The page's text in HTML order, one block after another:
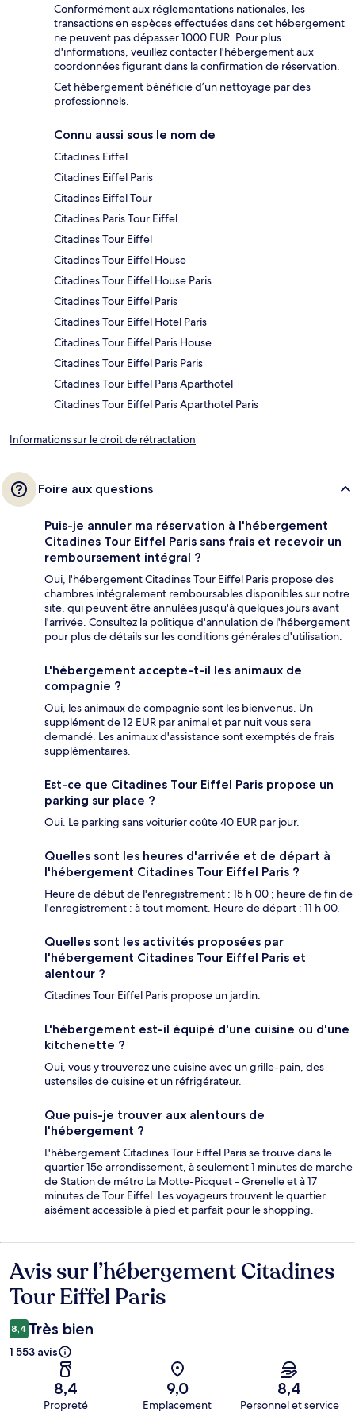
Conformément aux réglementations nationales, les
transactions en espèces effectuées dans cet hébergement
ne peuvent pas dépasser 1000 EUR. Pour plus
d'informations, veuillez contacter l'hébergement aux
coordonnées figurant dans la confirmation de réservation.
Cet hébergement bénéficie d’un nettoyage par des
professionnels.
Connu aussi sous le nom de
Citadines Eiffel
Citadines Eiffel Paris
Citadines Eiffel Tour
Citadines Paris Tour Eiffel
Citadines Tour Eiffel
Citadines Tour Eiffel House
Citadines Tour Eiffel House Paris
Citadines Tour Eiffel Paris
Citadines Tour Eiffel Hotel Paris
Citadines Tour Eiffel Paris House
Citadines Tour Eiffel Paris Paris
Citadines Tour Eiffel Paris Aparthotel
Citadines Tour Eiffel Paris Aparthotel Paris
Informations sur le droit de rétractation
Foire aux questions
Puis-je annuler ma réservation à l'hébergement
Citadines Tour Eiffel Paris sans frais et recevoir un
remboursement intégral ?
Oui, l'hébergement Citadines Tour Eiffel Paris propose des
chambres intégralement remboursables disponibles sur notre
site, qui peuvent être annulées jusqu'à quelques jours avant
l'arrivée. Consultez la politique d'annulation de l'hébergement
pour plus de détails sur les conditions générales d'utilisation.
L'hébergement accepte-t-il les animaux de
compagnie ?
Oui, les animaux de compagnie sont les bienvenus. Un
supplément de 12 EUR par animal et par nuit vous sera
demandé. Les animaux d'assistance sont exemptés de frais
supplémentaires.
Est-ce que Citadines Tour Eiffel Paris propose un
parking sur place ?
Oui. Le parking sans voiturier coûte 40 EUR par jour.
Quelles sont les heures d'arrivée et de départ à
l'hébergement Citadines Tour Eiffel Paris ?
Heure de début de l'enregistrement : 15 h 00 ; heure de fin de
l'enregistrement : à tout moment. Heure de départ : 11 h 00.
Quelles sont les activités proposées par
l'hébergement Citadines Tour Eiffel Paris et
alentour ?
Citadines Tour Eiffel Paris propose un jardin.
L'hébergement est-il équipé d'une cuisine ou d'une
kitchenette ?
Oui, vous y trouverez une cuisine avec un grille-pain, des
ustensiles de cuisine et un réfrigérateur.
Que puis-je trouver aux alentours de
l'hébergement ?
L'hébergement Citadines Tour Eiffel Paris se trouve dans le
quartier 15e arrondissement, à seulement 1 minutes de marche
de Station de métro La Motte-Picquet - Grenelle et à 17
minutes de Tour Eiffel. Les voyageurs trouvent le quartier
aisément accessible à pied et parfait pour le shopping.
Avis
Avis sur l’hébergement Citadines
Tour Eiffel Paris
8,4 Très bien
1 553 avis
8,4
Propreté
9,0
Emplacement
8,4
Personnel et service